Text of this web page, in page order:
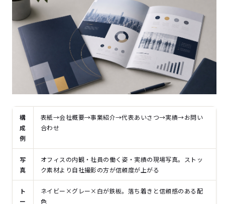
構
成
例
表紙→会社概要→事業紹介→代表あいさつ→実績→お問い
合わせ
写
真
オフィスの内観・社員の働く姿・実績の現場写真。ストッ
ク素材より自社撮影の方が信頼度が上がる
ト
ー
ネイビー×グレー×白が鉄板。落ち着きと信頼感のある配
色